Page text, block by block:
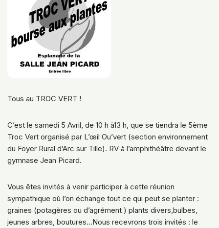
Tous au TROC VERT !
C’est le samedi 5 Avril, de 10 h à13 h, que se tiendra le 5ème
Troc Vert organisé par L’œil Ou’vert (section environnement
du Foyer Rural d’Arc sur Tille). RV à l’amphithéâtre devant le
gymnase Jean Picard.
Vous êtes invités à venir participer à cette réunion
sympathique où l’on échange tout ce qui peut se planter :
graines (potagères ou d’agrément ) plants divers,bulbes,
jeunes arbres, boutures…Nous recevrons trois invités : le